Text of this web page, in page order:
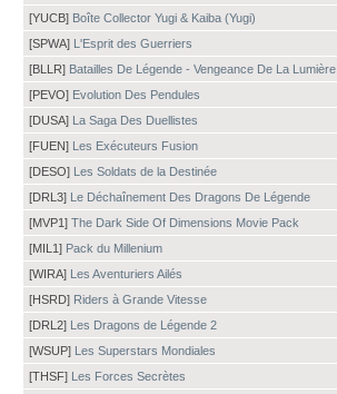
[YUCB] Boîte Collector Yugi & Kaiba (Yugi)
[SPWA] L'Esprit des Guerriers
[BLLR] Batailles De Légende - Vengeance De La Lumière
[PEVO] Evolution Des Pendules
[DUSA] La Saga Des Duellistes
[FUEN] Les Exécuteurs Fusion
[DESO] Les Soldats de la Destinée
[DRL3] Le Déchaînement Des Dragons De Légende
[MVP1] The Dark Side Of Dimensions Movie Pack
[MIL1] Pack du Millenium
[WIRA] Les Aventuriers Ailés
[HSRD] Riders à Grande Vitesse
[DRL2] Les Dragons de Légende 2
[WSUP] Les Superstars Mondiales
[THSF] Les Forces Secrètes